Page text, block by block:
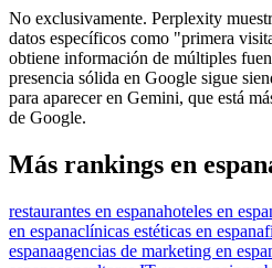
No exclusivamente. Perplexity
datos específicos como "primera
obtiene información de múltiples
presencia sólida en Google sigue
para aparecer en Gemini, que está
de Google.
Más rankings en
restaurantes en espanahoteles en
en espanaclínicas estéticas en espana
espanaagencias de marketing en